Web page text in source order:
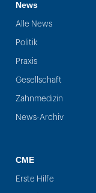
News
Alle News
Politik
Praxis
Gesellschaft
Zahnmedizin
News-Archiv
CME
Erste Hilfe